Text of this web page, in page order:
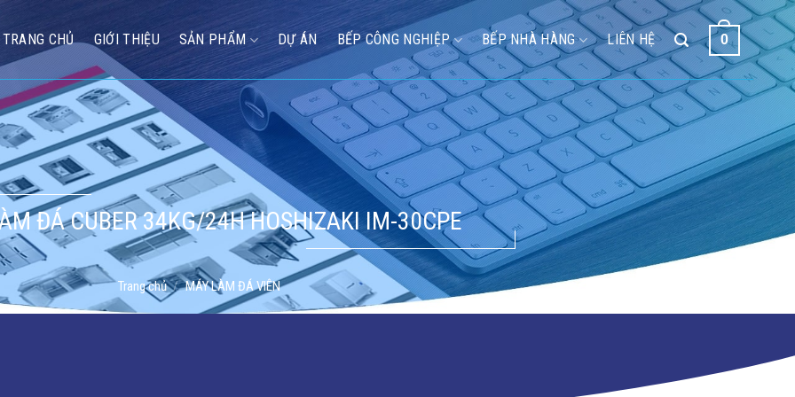
TRANG CHỦ GIỚI THIỆU SẢN PHẨM DỰ ÁN BẾP CÔNG NGHIỆP BẾP NHÀ HÀNG LIÊN HỆ 0
ĐÁ CUBER 34KG/24H HOSHIZAKI IM-30CPE
Trang chủ / MÁY LÀM ĐÁ VIÊN